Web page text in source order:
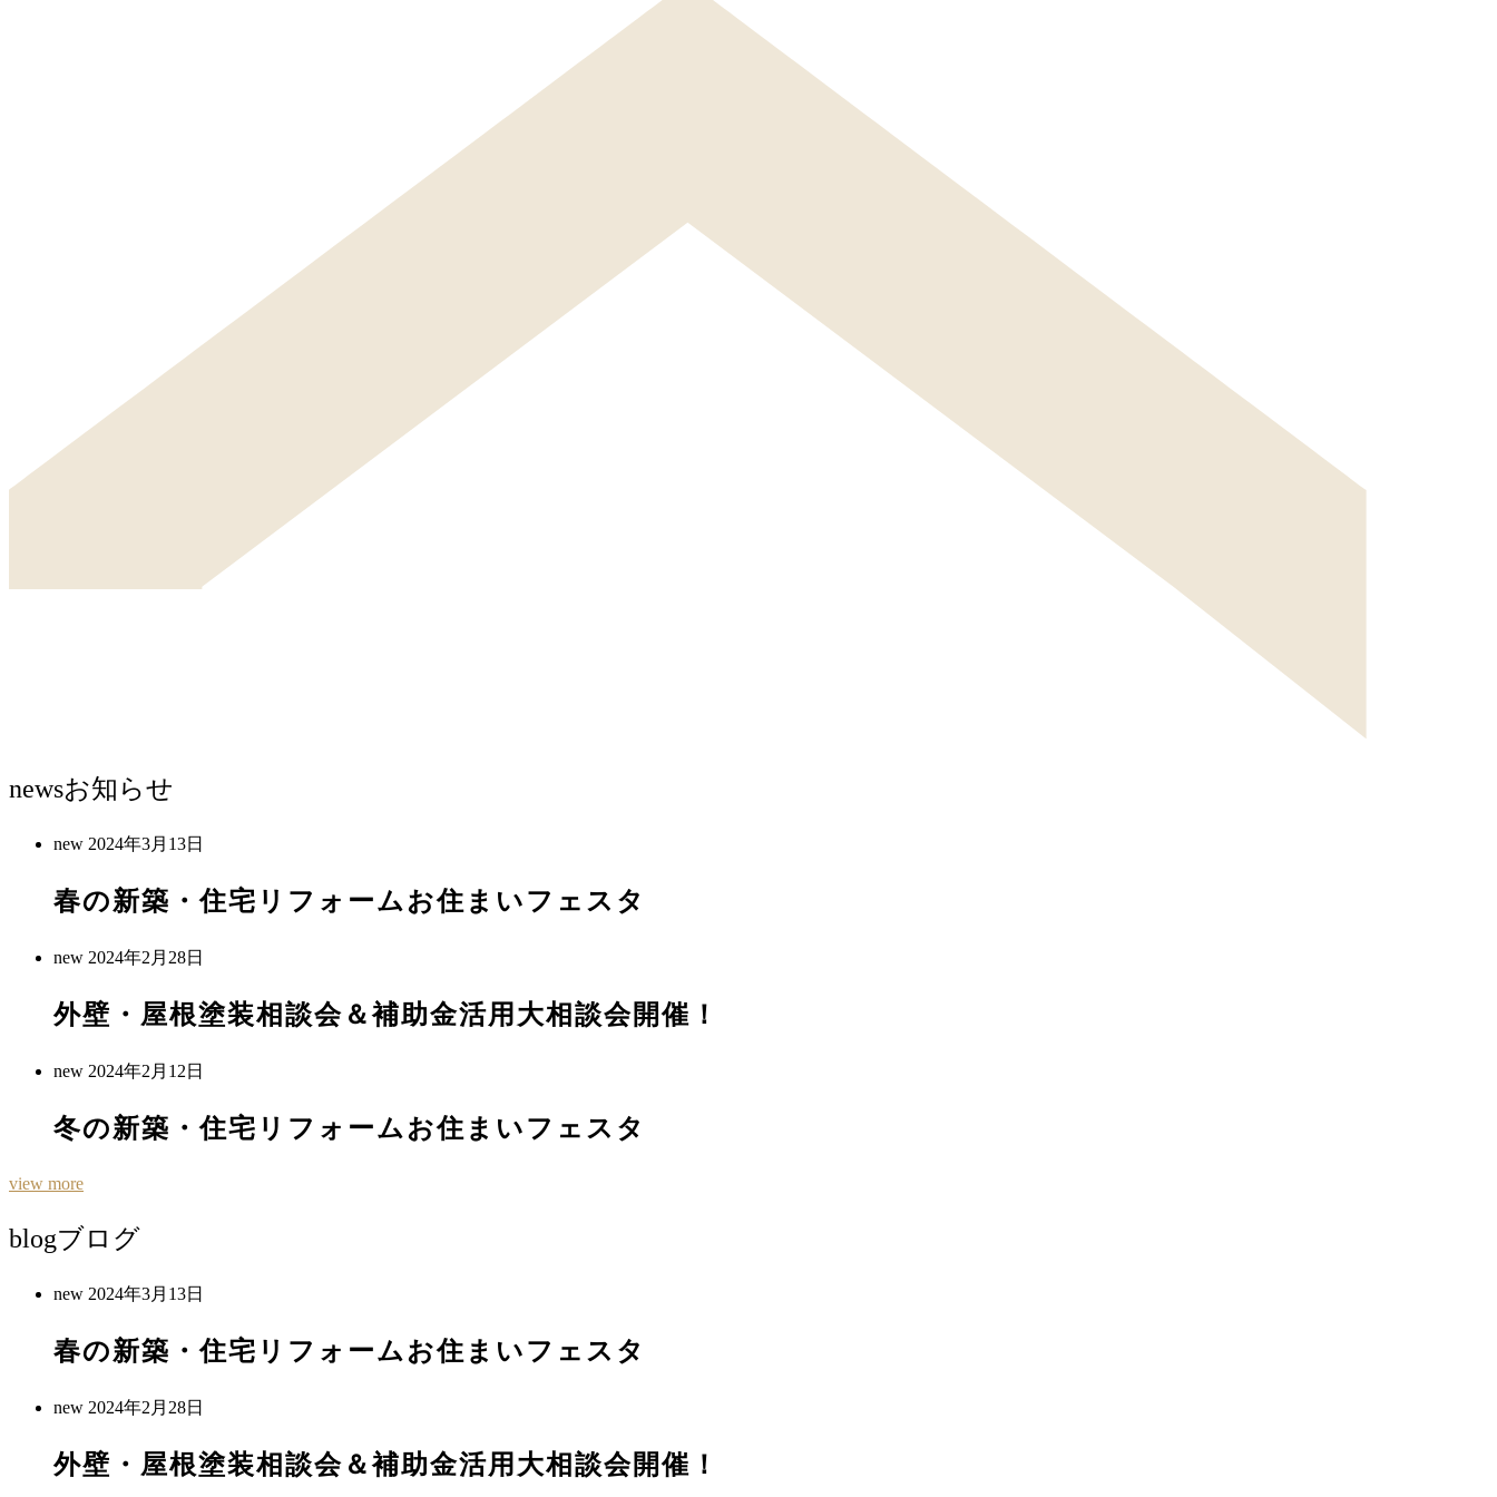
newsお知らせ
new 2024年3月13日
春の新築・住宅リフォームお住まいフェスタ
new 2024年2月28日
外壁・屋根塗装相談会＆補助金活用大相談会開催！
new 2024年2月12日
冬の新築・住宅リフォームお住まいフェスタ
view more
blogブログ
new 2024年3月13日
春の新築・住宅リフォームお住まいフェスタ
new 2024年2月28日
外壁・屋根塗装相談会＆補助金活用大相談会開催！